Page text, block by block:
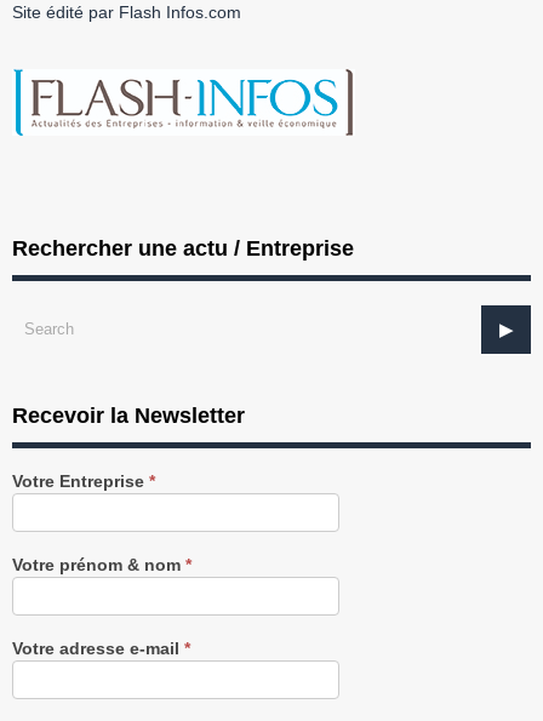
Site édité par Flash Infos.com
Rechercher une actu / Entreprise
Recevoir la Newsletter
Recevez
notre
gratuitement
Votre Entreprise *
Votre prénom & nom *
Votre adresse e-mail *